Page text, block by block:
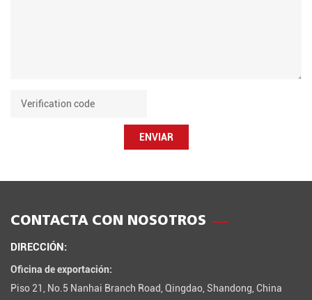
ENVIAR
CONTACTA CON NOSOTROS
DIRECCIÓN:
Oficina de exportación:
Piso 21, No.5 Nanhai Branch Road, Qingdao, Shandong, China